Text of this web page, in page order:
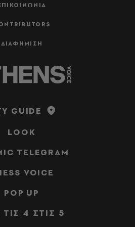
ΔΙΑΦΗΜΙΣΗ
GUIDE
LOOK
TELEGRAM
VOICE
POP UP
4 ΣΤΙΣ 5